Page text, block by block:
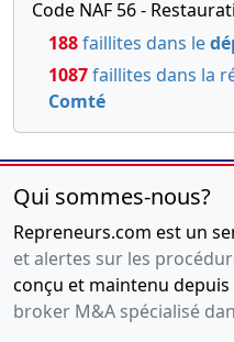
Code NAF 56 -
188faillites dans le
1087faillites dans la
Comté
Qui sommes-nous?
Repreneurs.com est un
et alertes sur les
conçu et maintenu
broker M&A spécialisé